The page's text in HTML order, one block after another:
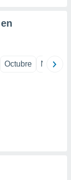
Octubre